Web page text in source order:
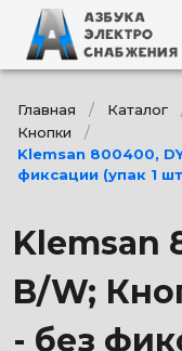
Главная / Каталог
Кнопки /
Klemsan 800400,
фиксации (упак 1
Klemsan
B/W;
- без